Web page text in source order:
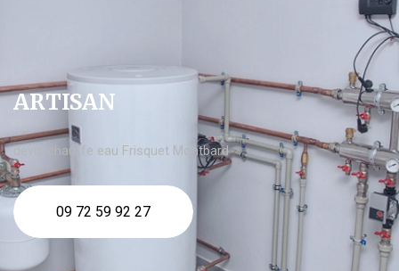
ARTISAN
devis chauffe eau Frisquet Montbard
09 72 59 92 27